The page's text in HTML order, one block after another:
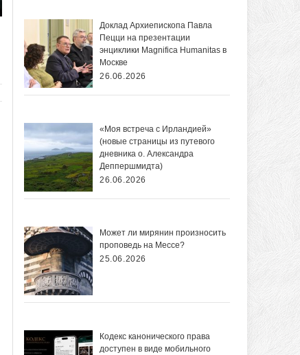
Доклад Архиепископа Павла
Пецци на презентации
энциклики Magnifica Нumanitas в
Москве
26.06.2026
«Моя встреча с Ирландией»
(новые страницы из путевого
дневника о. Александра
Деппершмидта)
26.06.2026
Может ли мирянин произносить
проповедь на Мессе?
25.06.2026
Кодекс канонического права
доступен в виде мобильного